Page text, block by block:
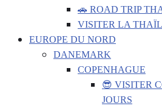
🚗 ROAD TRIP
VISITER LA
EUROPE DU NORD
DANEMARK
COPENHAGUE
😎 VISITER
JOURS